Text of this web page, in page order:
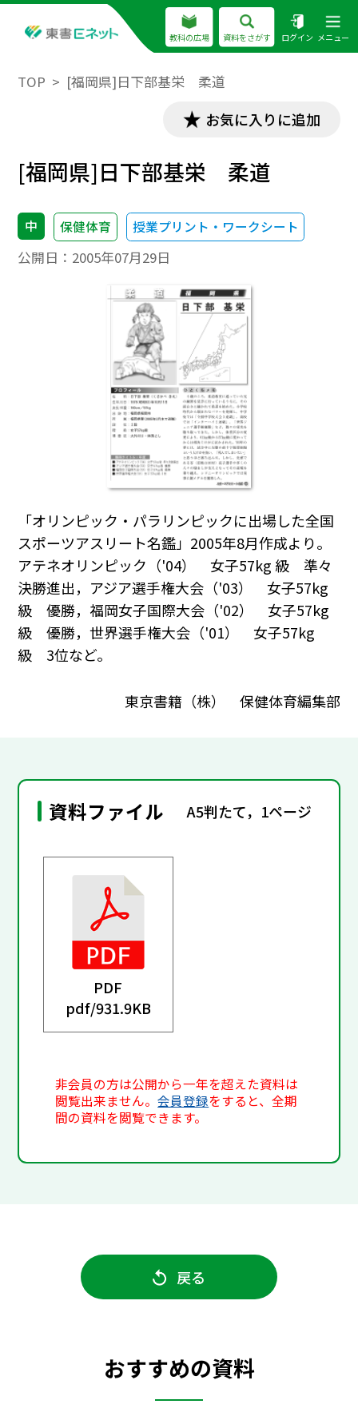
教科の広場 資料をさがす ログイン メニュー
TOP [福岡県]日下部基栄 柔道
お気に入りに追加
[福岡県]日下部基栄 柔道
中 保健体育 授業プリント・ワークシート
公開日： 2005年07月29日
「オリンピック・パラリンピックに出場した全国
スポーツアスリート名鑑」2005年8月作成より。
アテネオリンピック（'04） 女子57kg 級 準々
決勝進出，アジア選手権大会（'03） 女子57kg
級 優勝，福岡女子国際大会（'02） 女子57kg
級 優勝，世界選手権大会（'01） 女子57kg
級 3位など。
東京書籍（株） 保健体育編集部
資料ファイル A5判たて，1ページ
PDF
pdf/931.9KB
非会員の方は公開から一年を超えた資料は
閲覧出来ません。会員登録をすると、全期
間の資料を閲覧できます。
戻る
おすすめの資料